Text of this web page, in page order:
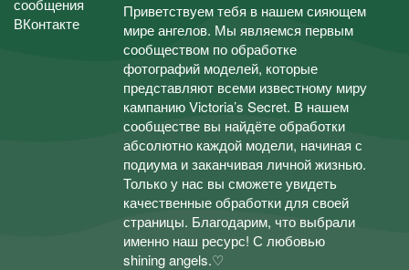
Приветствуем тебя в нашем сияющем
мире ангелов. Мы являемся первым
сообществом по обработке
фотографий моделей, которые
представляют всеми известному миру
кампанию Victoria’s Secret. В нашем
сообществе вы найдёте обработки
абсолютно каждой модели, начиная с
подиума и заканчивая личной жизнью.
Только у нас вы сможете увидеть
качественные обработки для своей
страницы. Благодарим, что выбрали
именно наш ресурс! С любовью
shining angels.♡